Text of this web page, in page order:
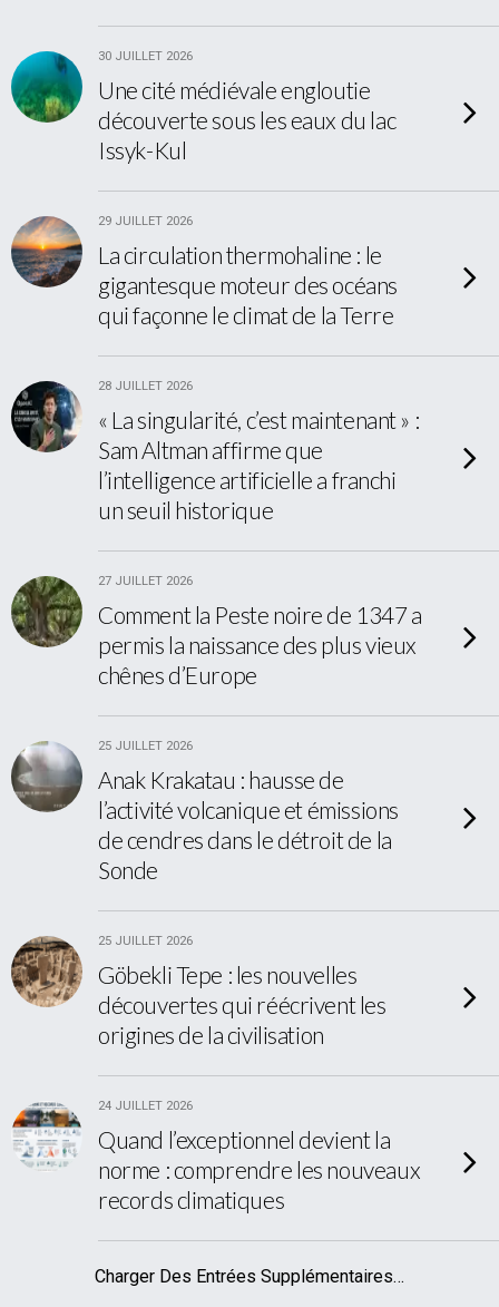
30 JUILLET 2026
Une cité médiévale engloutie
découverte sous les eaux du lac
Issyk-Kul
29 JUILLET 2026
La circulation thermohaline : le
gigantesque moteur des océans
qui façonne le climat de la Terre
28 JUILLET 2026
« La singularité, c’est maintenant » :
Sam Altman affirme que
l’intelligence artificielle a franchi
un seuil historique
27 JUILLET 2026
Comment la Peste noire de 1347 a
permis la naissance des plus vieux
chênes d’Europe
25 JUILLET 2026
Anak Krakatau : hausse de
l’activité volcanique et émissions
de cendres dans le détroit de la
Sonde
25 JUILLET 2026
Göbekli Tepe : les nouvelles
découvertes qui réécrivent les
origines de la civilisation
24 JUILLET 2026
Quand l’exceptionnel devient la
norme : comprendre les nouveaux
records climatiques
Charger Des Entrées Supplémentaires…